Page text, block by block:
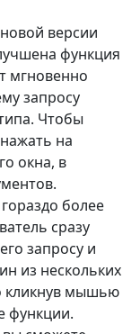
версии
функция
мгновенно
запросу
Чтобы
на
окна, в
более
сразу
запросу и
из нескольких
кликнув мышью
функции.